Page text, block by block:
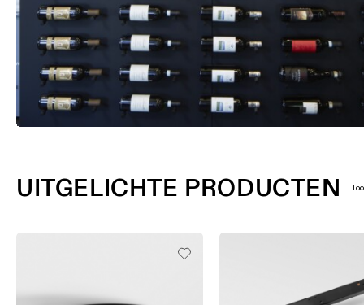
UITGELICHTE PRODUCTEN